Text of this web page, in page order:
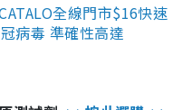
全線門市$16快速
病毒 準確性高達